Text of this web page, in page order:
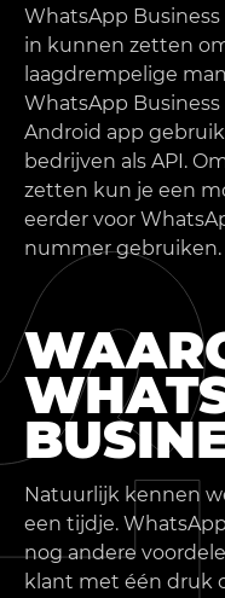
WhatsApp
in kunnen zetten
laagdrempelige
WhatsApp
Android app
bedrijven als API.
zetten kun je een
eerder voor
nummer gebruiken.
Natuurlijk kennen
een tijdje.
nog andere
klant met één druk